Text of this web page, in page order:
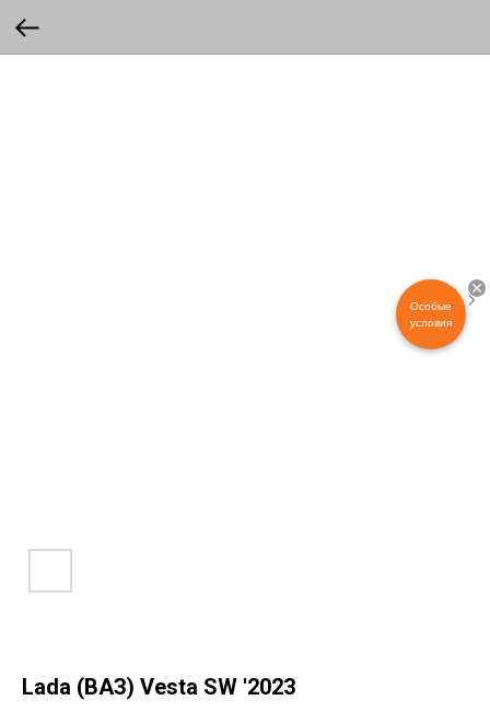
Lada (ВАЗ) Vesta SW '2023
Особые
условия